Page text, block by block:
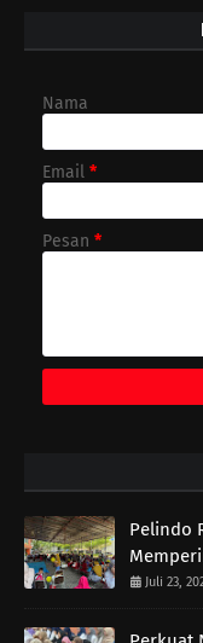
Nama
Email *
Pesan *
Pelindo
Juli 23,